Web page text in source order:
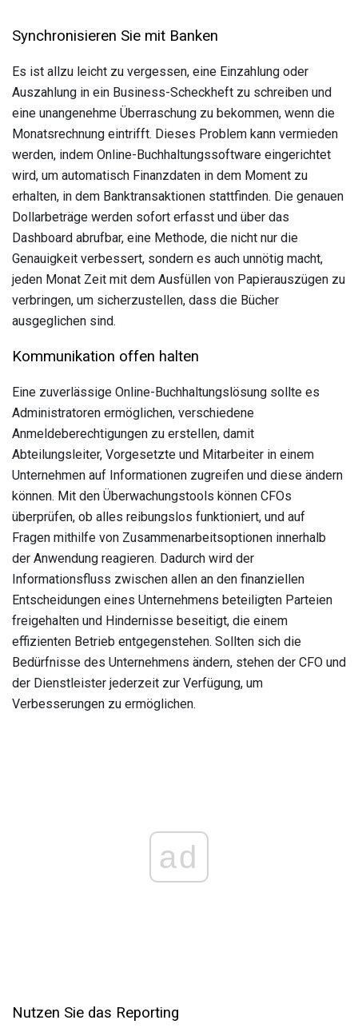
Synchronisieren Sie mit Banken
Es ist allzu leicht zu vergessen, eine Einzahlung oder
Auszahlung in ein Business-Scheckheft zu schreiben und
eine unangenehme Überraschung zu bekommen, wenn die
Monatsrechnung eintrifft. Dieses Problem kann vermieden
werden, indem Online-Buchhaltungssoftware eingerichtet
wird, um automatisch Finanzdaten in dem Moment zu
erhalten, in dem Banktransaktionen stattfinden. Die genauen
Dollarbeträge werden sofort erfasst und über das
Dashboard abrufbar, eine Methode, die nicht nur die
Genauigkeit verbessert, sondern es auch unnötig macht,
jeden Monat Zeit mit dem Ausfüllen von Papierauszügen zu
verbringen, um sicherzustellen, dass die Bücher
ausgeglichen sind.
Kommunikation offen halten
Eine zuverlässige Online-Buchhaltungslösung sollte es
Administratoren ermöglichen, verschiedene
Anmeldeberechtigungen zu erstellen, damit
Abteilungsleiter, Vorgesetzte und Mitarbeiter in einem
Unternehmen auf Informationen zugreifen und diese ändern
können. Mit den Überwachungstools können CFOs
überprüfen, ob alles reibungslos funktioniert, und auf
Fragen mithilfe von Zusammenarbeitsoptionen innerhalb
der Anwendung reagieren. Dadurch wird der
Informationsfluss zwischen allen an den finanziellen
Entscheidungen eines Unternehmens beteiligten Parteien
freigehalten und Hindernisse beseitigt, die einem
effizienten Betrieb entgegenstehen. Sollten sich die
Bedürfnisse des Unternehmens ändern, stehen der CFO und
der Dienstleister jederzeit zur Verfügung, um
Verbesserungen zu ermöglichen.
ad
Nutzen Sie das Reporting